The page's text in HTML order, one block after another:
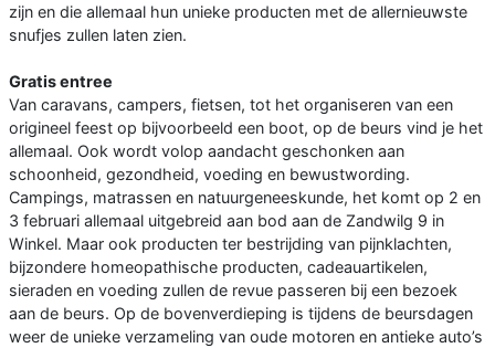
zijn en die allemaal hun unieke producten met de allernieuwste
snufjes zullen laten zien.
Gratis entree
Van caravans, campers, fietsen, tot het organiseren van een
origineel feest op bijvoorbeeld een boot, op de beurs vind je het
allemaal. Ook wordt volop aandacht geschonken aan
schoonheid, gezondheid, voeding en bewustwording.
Campings, matrassen en natuurgeneeskunde, het komt op 2 en
3 februari allemaal uitgebreid aan bod aan de Zandwilg 9 in
Winkel. Maar ook producten ter bestrijding van pijnklachten,
bijzondere homeopathische producten, cadeauartikelen,
sieraden en voeding zullen de revue passeren bij een bezoek
aan de beurs. Op de bovenverdieping is tijdens de beursdagen
weer de unieke verzameling van oude motoren en antieke auto’s